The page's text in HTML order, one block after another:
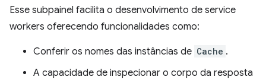
Esse subpainel facilita o desenvolvimento de service
workers oferecendo funcionalidades como:
Conferir os nomes das instâncias de Cache .
A capacidade de inspecionar o corpo da resposta